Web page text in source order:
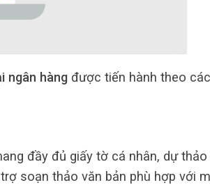
ngân hàng được tiến hành theo các
đầy đủ giấy tờ cá nhân, dự thảo
soạn thảo văn bản phù hợp với